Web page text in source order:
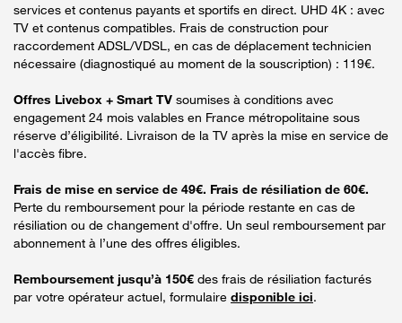
services et contenus payants et sportifs en direct. UHD 4K : avec
TV et contenus compatibles. Frais de construction pour
raccordement ADSL/VDSL, en cas de déplacement technicien
nécessaire (diagnostiqué au moment de la souscription) : 119€.
Offres Livebox + Smart TV soumises à conditions avec
engagement 24 mois valables en France métropolitaine sous
réserve d’éligibilité. Livraison de la TV après la mise en service de
l'accès fibre.
Frais de mise en service de 49€. Frais de résiliation de 60€.
Perte du remboursement pour la période restante en cas de
résiliation ou de changement d'offre. Un seul remboursement par
abonnement à l’une des offres éligibles.
Remboursement jusqu’à 150€ des frais de résiliation facturés
par votre opérateur actuel, formulaire disponible ici.